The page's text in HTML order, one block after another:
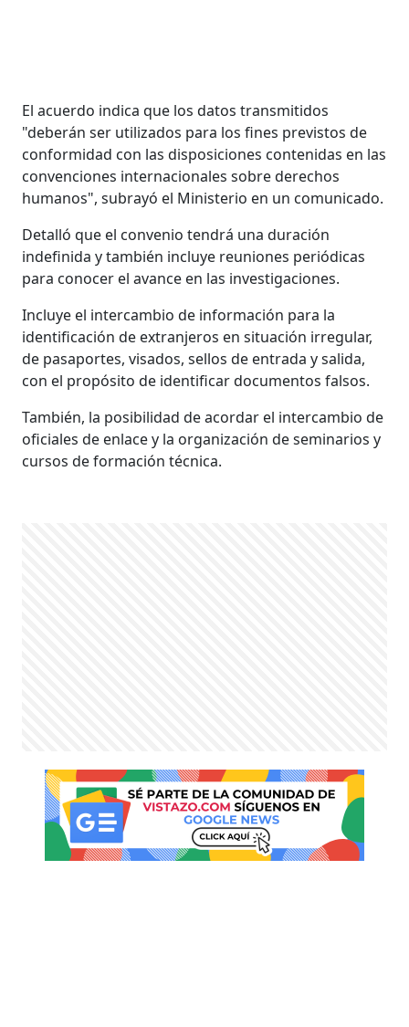
El acuerdo indica que los datos transmitidos
"deberán ser utilizados para los fines previstos de
conformidad con las disposiciones contenidas en las
convenciones internacionales sobre derechos
humanos", subrayó el Ministerio en un comunicado.
Detalló que el convenio tendrá una duración
indefinida y también incluye reuniones periódicas
para conocer el avance en las investigaciones.
Incluye el intercambio de información para la
identificación de extranjeros en situación irregular,
de pasaportes, visados, sellos de entrada y salida,
con el propósito de identificar documentos falsos.
También, la posibilidad de acordar el intercambio de
oficiales de enlace y la organización de seminarios y
cursos de formación técnica.